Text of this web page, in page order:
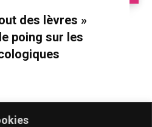
des lèvres »
poing sur les